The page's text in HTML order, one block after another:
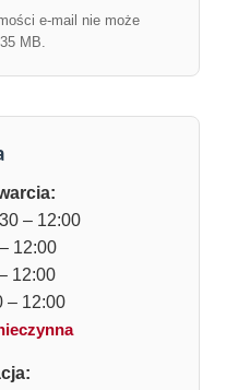
e-mail nie może
MB.
– 12:00
12:00
12:00
– 12:00